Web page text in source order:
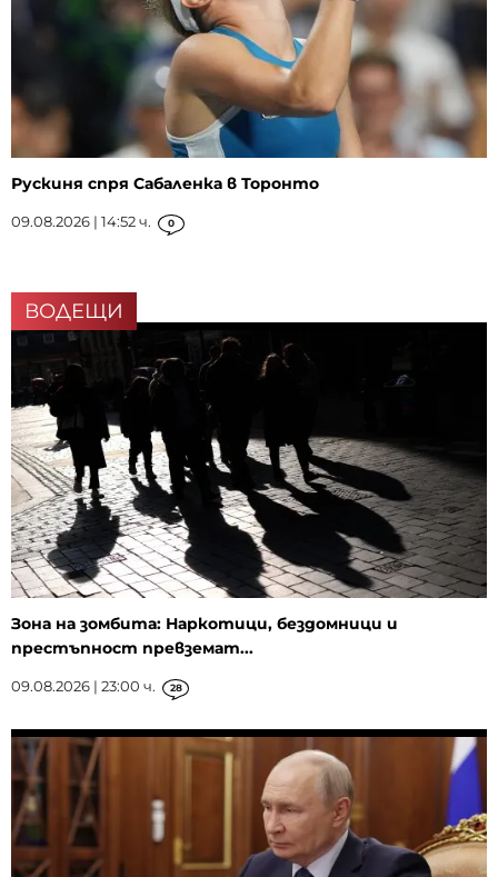
Рускиня спря Сабаленка в Торонто
09.08.2026 | 14:52 ч. 0
ВОДЕЩИ
Зона на зомбита: Наркотици, бездомници и
престъпност превземат...
09.08.2026 | 23:00 ч. 28